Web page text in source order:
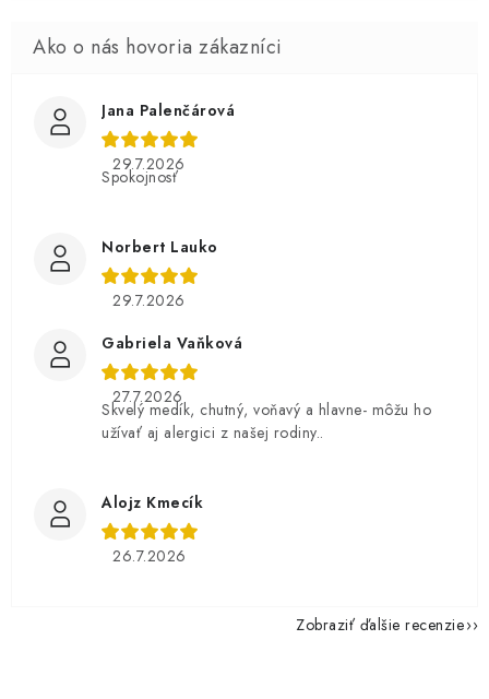
Jana Palenčárová
29.7.2026
Spokojnosť
Norbert Lauko
29.7.2026
Gabriela Vaňková
27.7.2026
Skvelý medík, chutný, voňavý a hlavne- môžu ho
užívať aj alergici z našej rodiny..
Alojz Kmecík
26.7.2026
Zobraziť ďalšie recenzie